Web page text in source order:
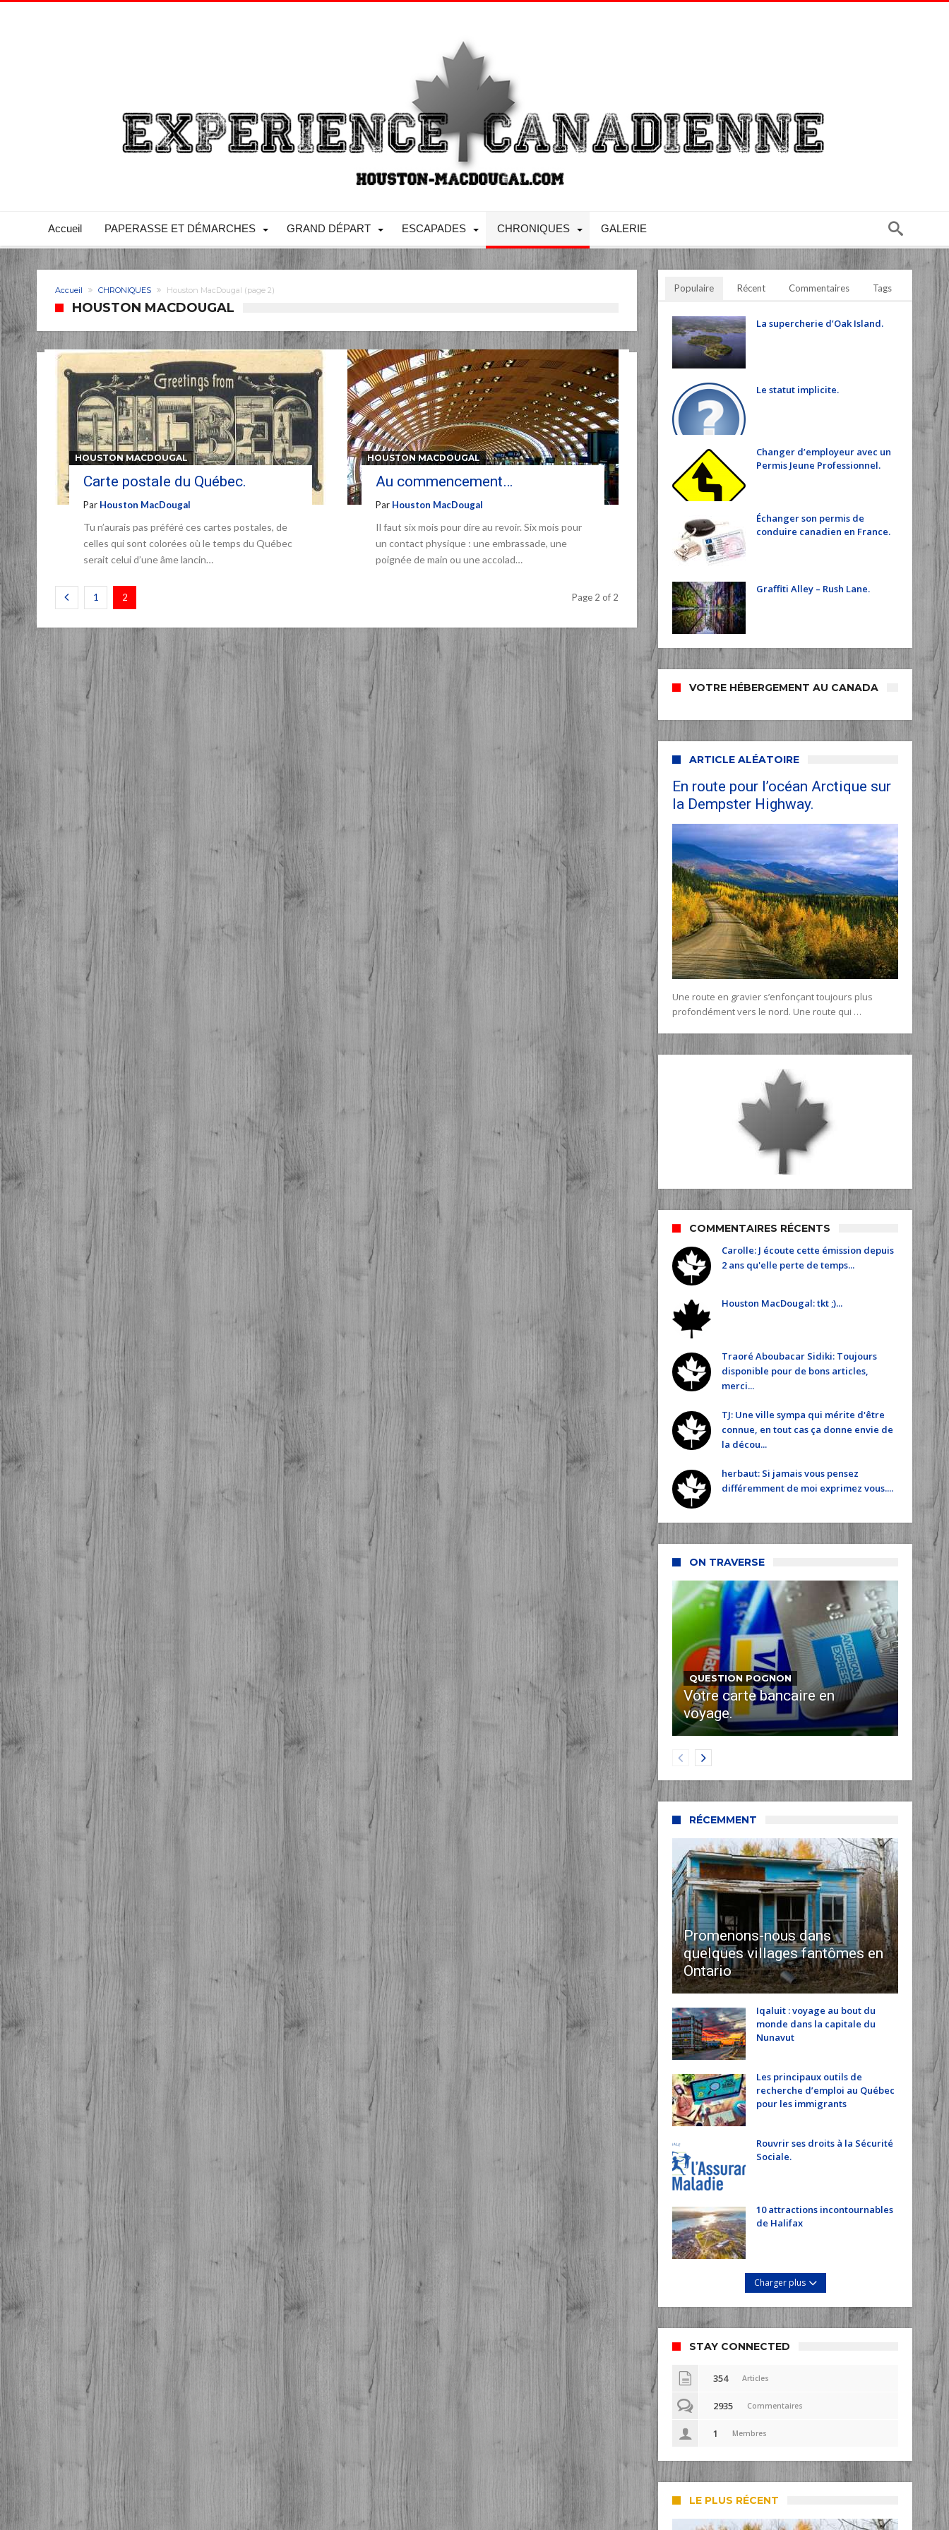
Accueil PAPERASSE ET DÉMARCHES GRAND DÉPART ESCAPADES CHRONIQUES GALERIE
Accueil CHRONIQUES Houston MacDougal (page 2)
HOUSTON MACDOUGAL
HOUSTON MACDOUGAL
Carte postale du Québec.
Par Houston MacDougal
Tu n’aurais pas préféré ces cartes postales, de
celles qui sont colorées où le temps du Québec
serait celui d’une âme lancin…
HOUSTON MACDOUGAL
Au commencement…
Par Houston MacDougal
Il faut six mois pour dire au revoir. Six mois pour
un contact physique : une embrassade, une
poignée de main ou une accolad…
1 2 Page 2 of 2
Populaire Récent Commentaires Tags
La supercherie d’Oak Island.
Le statut implicite.
Changer d’employeur avec un
Permis Jeune Professionnel.
Échanger son permis de
conduire canadien en France.
Graffiti Alley – Rush Lane.
VOTRE HÉBERGEMENT AU CANADA
ARTICLE ALÉATOIRE
En route pour l’océan Arctique sur
la Dempster Highway.
Une route en gravier s’enfonçant toujours plus
profondément vers le nord. Une route qui …
COMMENTAIRES RÉCENTS
Carolle: J écoute cette émission depuis
2 ans qu'elle perte de temps...
Houston MacDougal: tkt ;)...
Traoré Aboubacar Sidiki: Toujours
disponible pour de bons articles,
merci...
TJ: Une ville sympa qui mérite d'être
connue, en tout cas ça donne envie de
la décou...
herbaut: Si jamais vous pensez
différemment de moi exprimez vous....
ON TRAVERSE
QUESTION POGNON
Votre carte bancaire en
voyage.
RÉCEMMENT
Promenons-nous dans
quelques villages fantômes en
Ontario
Iqaluit : voyage au bout du
monde dans la capitale du
Nunavut
Les principaux outils de
recherche d’emploi au Québec
pour les immigrants
Rouvrir ses droits à la Sécurité
Sociale.
10 attractions incontournables
de Halifax
Charger plus
STAY CONNECTED
354 Articles
2935 Commentaires
1 Membres
LE PLUS RÉCENT